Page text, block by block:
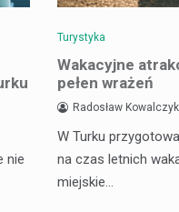
nie
Turystyka
Wakacyjne
pełen wrażeń
Radosław Kowalczyk
W Turku
na czas letnich
miejskie…